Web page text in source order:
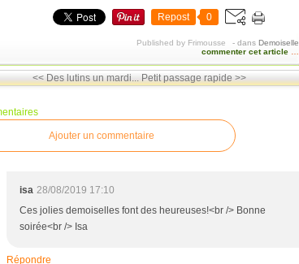
Repost 0
Published by Frimousse - dans Demoiselle
commenter cet article
<< Des lutins un mardi... Petit passage rapide >>
Ajouter un commentaire
isa 28/08/2019 17:10
Ces jolies demoiselles font des heureuses!<br /> Bonne
soirée<br /> Isa
Répondre